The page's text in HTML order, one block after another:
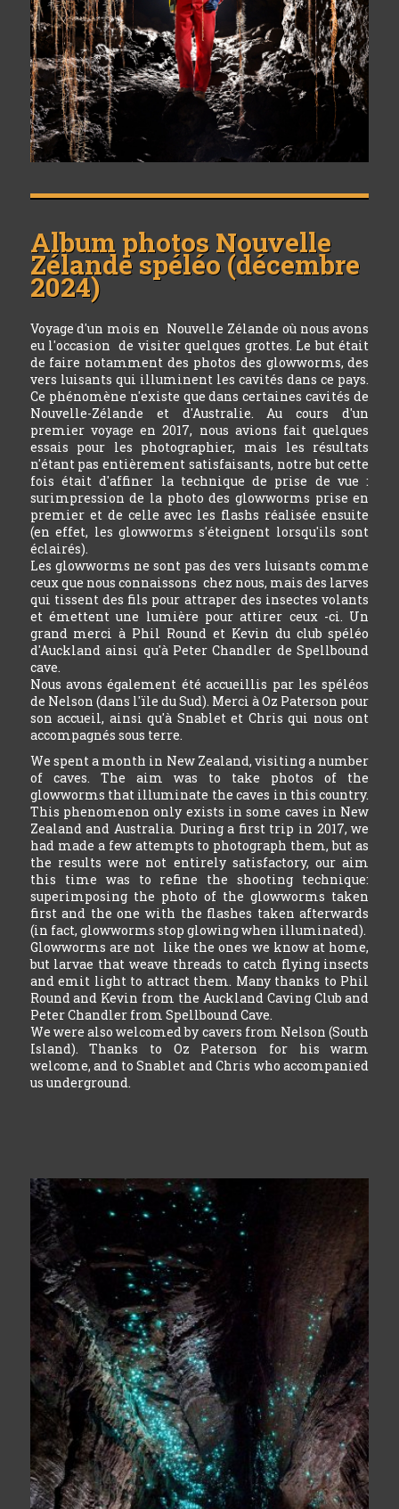
Album photos Nouvelle
Zélande spéléo (décembre
2024)
Voyage d'un mois en Nouvelle Zélande où nous avons
eu l'occasion de visiter quelques grottes. Le but était
de faire notamment des photos des glowworms, des
vers luisants qui illuminent les cavités dans ce pays.
Ce phénomène n'existe que dans certaines cavités de
Nouvelle-Zélande et d'Australie. Au cours d'un
premier voyage en 2017, nous avions fait quelques
essais pour les photographier, mais les résultats
n'étant pas entièrement satisfaisants, notre but cette
fois était d'affiner la technique de prise de vue :
surimpression de la photo des glowworms prise en
premier et de celle avec les flashs réalisée ensuite
(en effet, les glowworms s'éteignent lorsqu'ils sont
éclairés).
Les glowworms ne sont pas des vers luisants comme
ceux que nous connaissons chez nous, mais des larves
qui tissent des fils pour attraper des insectes volants
et émettent une lumière pour attirer ceux -ci. Un
grand merci à Phil Round et Kevin du club spéléo
d'Auckland ainsi qu'à Peter Chandler de Spellbound
cave.
Nous avons également été accueillis par les spéléos
de Nelson (dans l'ïle du Sud). Merci à Oz Paterson pour
son accueil, ainsi qu'à Snablet et Chris qui nous ont
accompagnés sous terre.
We spent a month in New Zealand, visiting a number
of caves. The aim was to take photos of the
glowworms that illuminate the caves in this country.
This phenomenon only exists in some caves in New
Zealand and Australia. During a first trip in 2017, we
had made a few attempts to photograph them, but as
the results were not entirely satisfactory, our aim
this time was to refine the shooting technique:
superimposing the photo of the glowworms taken
first and the one with the flashes taken afterwards
(in fact, glowworms stop glowing when illuminated).
Glowworms are not like the ones we know at home,
but larvae that weave threads to catch flying insects
and emit light to attract them. Many thanks to Phil
Round and Kevin from the Auckland Caving Club and
Peter Chandler from Spellbound Cave.
We were also welcomed by cavers from Nelson (South
Island). Thanks to Oz Paterson for his warm
welcome, and to Snablet and Chris who accompanied
us underground.